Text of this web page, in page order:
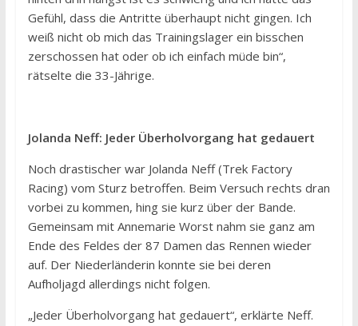
Gefühl, dass die Antritte überhaupt nicht gingen. Ich
weiß nicht ob mich das Trainingslager ein bisschen
zerschossen hat oder ob ich einfach müde bin“,
rätselte die 33-Jährige.
Jolanda Neff: Jeder Überholvorgang hat gedauert
Noch drastischer war Jolanda Neff (Trek Factory
Racing) vom Sturz betroffen. Beim Versuch rechts dran
vorbei zu kommen, hing sie kurz über der Bande.
Gemeinsam mit Annemarie Worst nahm sie ganz am
Ende des Feldes der 87 Damen das Rennen wieder
auf. Der Niederländerin konnte sie bei deren
Aufholjagd allerdings nicht folgen.
„Jeder Überholvorgang hat gedauert“, erklärte Neff.